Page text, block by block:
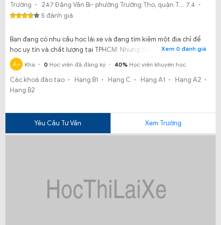
Trường 247 Đặng Văn Bi- phường Trường Thọ, quận Thủ Đức, TP. HCM. 7.4
5 đánh giá
Bạn đang có nhu cầu học lái xe và đang tìm kiếm một địa chỉ để
học uy tín và chất lượng tại TPHCM. Nhưng bạn vẫn đang phân
vân không biết học lái xe ô tô tại Trường cao đẳng cảnh sát
nhân dân II có uy tín chất lượng và đảm bảo có tấm bằng đúng
hạn cho bạn hay không?
Xem 0 đánh giá
A+ Khá 0 Học viên đã đăng ký 40% Học viên khuyên học
Các khoá đào tạo Hạng B1 Hạng C Hạng A1
Hạng A2
Hạng B2
Yêu Cầu Tư Vấn Xem Trường